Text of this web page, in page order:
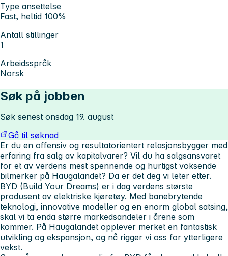
Type ansettelse
Fast, heltid 100%
Antall stillinger
1
Arbeidsspråk
Norsk
Søk på jobben
Søk senest onsdag 19. august
Gå til søknad
Er du en offensiv og resultatorientert relasjonsbygger med
erfaring fra salg av kapitalvarer? Vil du ha salgsansvaret
for et av verdens mest spennende og hurtigst voksende
bilmerker på Haugalandet? Da er det deg vi leter etter.
BYD (Build Your Dreams) er i dag verdens største
produsent av elektriske kjøretøy. Med banebrytende
teknologi, innovative modeller og en enorm global satsing,
skal vi ta enda større markedsandeler i årene som
kommer. På Haugalandet opplever merket en fantastisk
utvikling og ekspansjon, og nå rigger vi oss for ytterligere
vekst.